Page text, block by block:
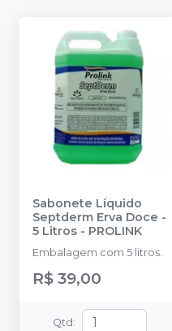
Sabonete Líquido
Septderm Erva Doce -
5 Litros - PROLINK
Embalagem com 5 litros.
R$ 39,00
Qtd :